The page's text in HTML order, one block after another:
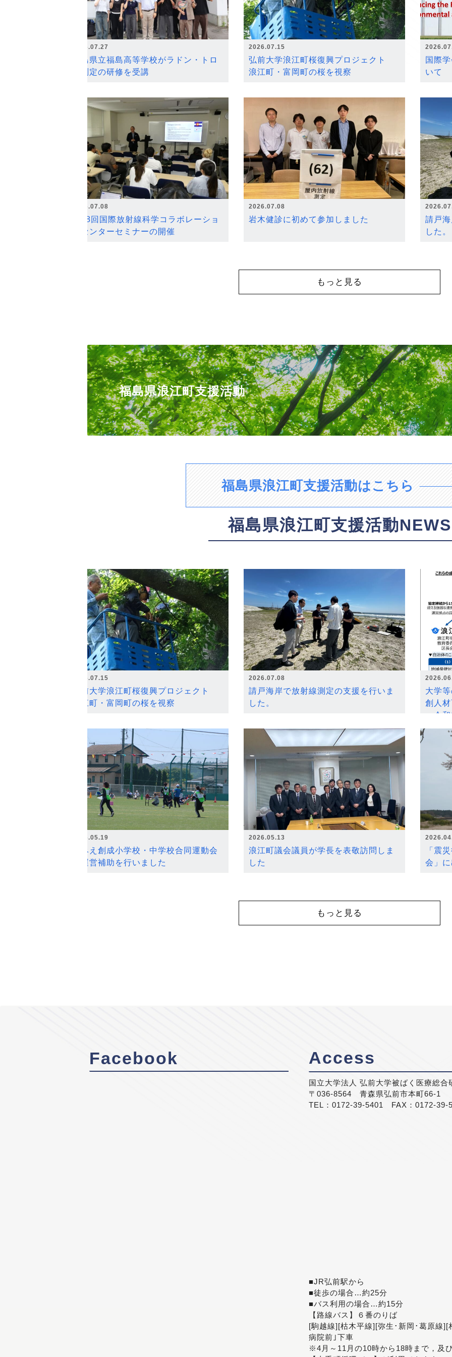
2026.07.27
福島県立福島高等学校がラドン・トロ
ン測定の研修を受講
2026.07.15
弘前大学浪江町桜復興プロジェクト
浪江町・富岡町の桜を視察
国際
いて
2026.07.08
第18回国際放射線科学コラボレーショ
ンセンターセミナーの開催
2026.07.08
岩木健診に初めて参加しました
請戸
した。
もっと見る
福島県浪江町支援活動
福島県浪江町支援活動はこちら
福島県浪江町支援活動NEWS
2026.07.15
弘前大学浪江町桜復興プロジェクト
浪江町・富岡町の桜を視察
2026.07.08
請戸海岸で放射線測定の支援を行いま
した。
大学
創人
～令
2026.05.19
なみえ創成小学校・中学校合同運動会
の運営補助を行いました
2026.05.13
浪江町議会議員が学長を表敬訪問しま
した
「震
会」
もっと見る
Facebook Access
国立大学法人 弘前大学被ばく医療総合
〒036-8564 青森県弘前市本町66-1
TEL：0172-39-5401 FAX：0172-39-
■JR弘前駅から
■徒歩の場合…約25分
■バス利用の場合…約15分
【路線バス】６番のりば
[駒越線][枯木平線][弥生･新岡･葛原線
病院前｣下車
※4月～11月の10時から18時まで，及